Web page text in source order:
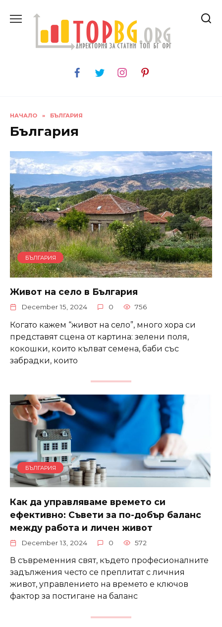
НАЧАЛО » БЪЛГАРИЯ
България
БЪЛГАРИЯ
Живот на село в България
December 15, 2024 0 756
Когато кажем “живот на село”, много хора си
представят сцена от картина: зелени поля,
кокошки, които кълват семена, баби със
забрадки, които
БЪЛГАРИЯ
Как да управляваме времето си
ефективно: Съвети за по-добър баланс
между работа и личен живот
December 13, 2024 0 572
В съвременния свят, където професионалните
задължения често се преплитат с личния
живот, управлението на времето е ключов
фактор за постигане на баланс